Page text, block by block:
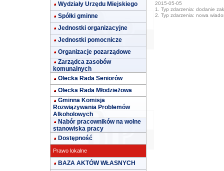
Wydziały Urzędu Miejskiego
Spółki gminne
Jednostki organizacyjne
Jednostki pomocnicze
Organizacje pozarządowe
Zarządca zasobów
komunalnych
Olecka Rada Seniorów
Olecka Rada Młodzieżowa
Gminna Komisja
Rozwiązywania Problemów
Alkoholowych
Nabór pracowników na wolne
stanowiska pracy
Dostępność
Prawo lokalne
BAZA AKTÓW WŁASNYCH
2015-05-05
1. Typ zdarzenia: dodanie
2. Typ zdarzenia: nowa